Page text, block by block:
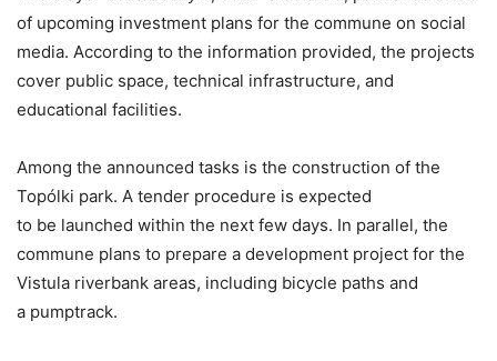
of upcoming investment plans for the commune on social
media. According to the information provided, the projects
cover public space, technical infrastructure, and
educational facilities.
Among the announced tasks is the construction of the
Topólki park. A tender procedure is expected
to be launched within the next few days. In parallel, the
commune plans to prepare a development project for the
Vistula riverbank areas, including bicycle paths and
a pumptrack.